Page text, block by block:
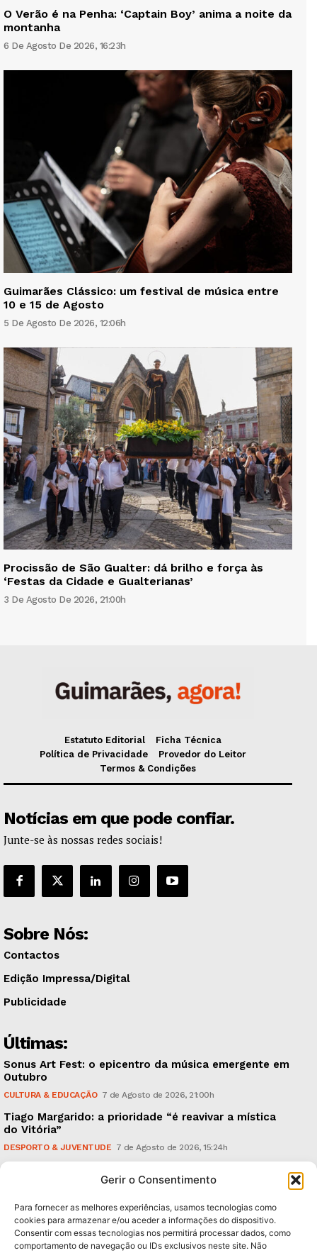
Gerir o Consentimento
Para fornecer as melhores experiências, usamos tecnologias como
cookies para armazenar e/ou aceder a informações do dispositivo.
Consentir com essas tecnologias nos permitirá processar dados, como
comportamento de navegação ou IDs exclusivos neste site. Não
O Verão é na Penha: ‘Captain Boy’ anima a noite da
montanha
6 De Agosto De 2026, 16:23h
Guimarães Clássico: um festival de música entre
10 e 15 de Agosto
5 De Agosto De 2026, 12:06h
Procissão de São Gualter: dá brilho e força às
‘Festas da Cidade e Gualterianas’
3 De Agosto De 2026, 21:00h
Estatuto Editorial
Ficha Técnica
Política de Privacidade
Provedor do Leitor
Termos & Condições
Notícias em que pode confiar.
Junte-se às nossas redes sociais!
Sobre Nós:
Contactos
Edição Impressa/Digital
Publicidade
Últimas:
Sonus Art Fest: o epicentro da música emergente em
Outubro
CULTURA & EDUCAÇÃO 7 de Agosto de 2026, 21:00h
Tiago Margarido: a prioridade “é reavivar a mística
do Vitória”
DESPORTO & JUVENTUDE 7 de Agosto de 2026, 15:24h
caudais e antecipa situações de risco
Subscreva Newsletter: